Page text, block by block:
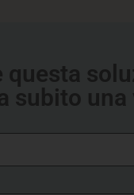
questa
subito una